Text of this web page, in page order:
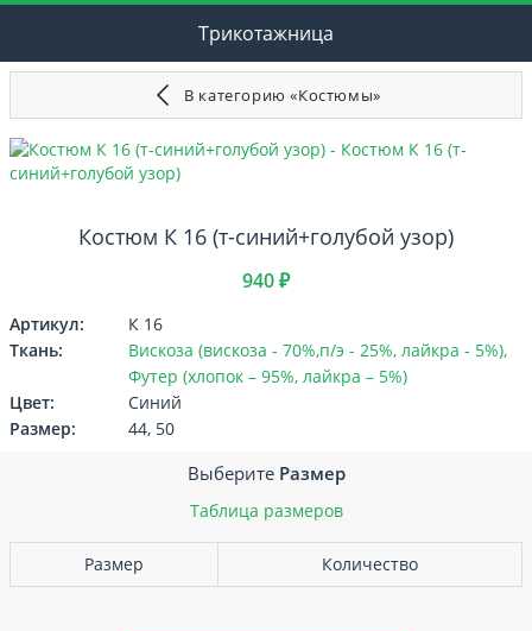
Трикотажница
В категорию «Костюмы»
Костюм К 16 (т-синий+голубой узор)
940 ₽
Артикул:
К 16
Ткань:
Вискоза (вискоза - 70%,п/э - 25%, лайкра - 5%),
Футер (хлопок – 95%, лайкра – 5%)
Цвет:
Синий
Размер:
44, 50
Выберите Размер
Таблица размеров
Размер Количество